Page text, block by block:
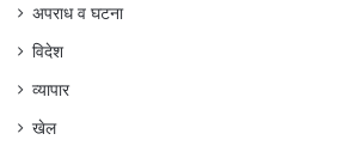
अपराध व घटना
विदेश
व्यापार
खेल